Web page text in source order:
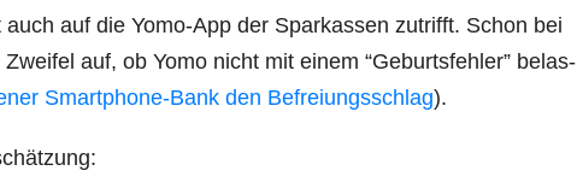
auf die Yomo-App der Spar­kas­sen zutrifft. Schon bei
auf, ob Yomo nicht mit einem “Geburts­feh­ler” belas­
Smart­phone-Bank den Befrei­ungs­schlag).